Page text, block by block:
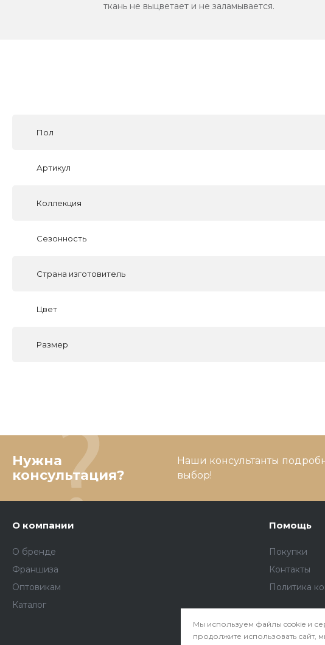
ткань не выцветает и не заламывается.
Пол
Артикул
Коллекция
Сезонность
Страна изготовитель
Цвет
Размер
Нужна
консультация?
Наши консультанты
выбор!
О компании
О бренде
Франшиза
Оптовикам
Каталог
Помощь
Покупки
Контакты
Политика
Мы используем файлы cookie и
продолжите использовать сайт,